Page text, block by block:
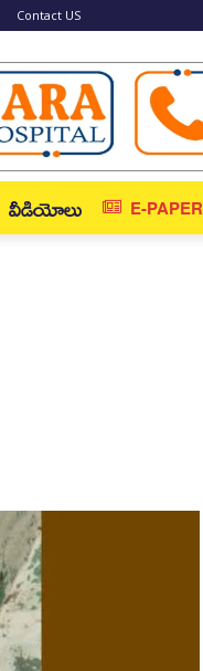
Contact US
వీడియోలు E-PAPER